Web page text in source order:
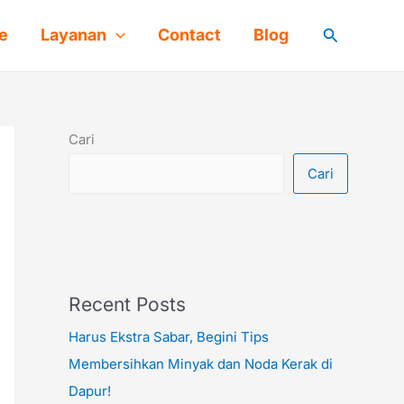
Layanan Contact Blog Cari
Cari
Cari
Recent Posts
Harus Ekstra Sabar, Begini Tips
Membersihkan Minyak dan Noda Kerak di
Dapur!